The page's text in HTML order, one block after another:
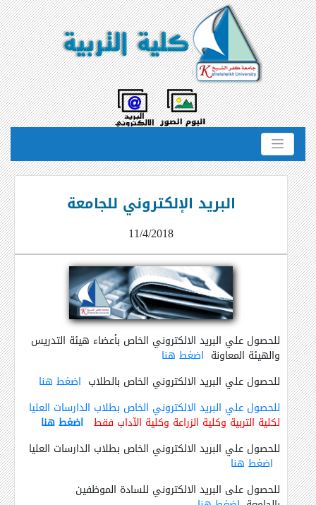
البريد الإلكتروني للجامعة
11/4/2018
للحصول علي البريد الالكتروني الخاص بأعضاء هيئة التدريس
والهيئة المعاونة اضغط هنا
للحصول علي البريد الالكتروني الخاص بالطلاب اضغط هنا
للحصول علي البريد الالكتروني الخاص بطلاب الدارسات العليا
لكلية التربية وكلية الزراعة وكلية الآداب فقط اضغط هنا
للحصول علي البريد الالكتروني الخاص بطلاب الدارسات العليا
اضغط هنا
للحصول على البريد الالكتروني للسادة الموظفين